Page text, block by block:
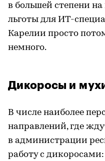
в большей степени
льготы для ИТ-
Карелии просто
немного.
Дикоросы и
В числе наиболее
направлений, где
в администрации
работу с